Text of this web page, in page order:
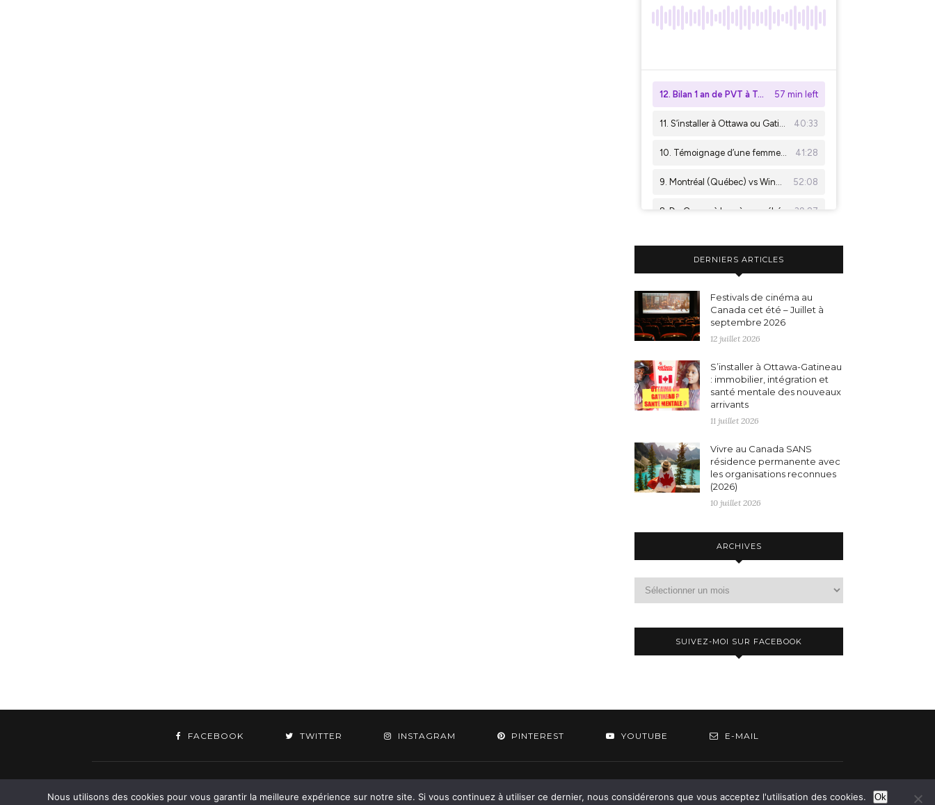
DERNIERS ARTICLES
Festivals de cinéma au
Canada cet été – Juillet à
septembre 2026
12 juillet 2026
S’installer à Ottawa-Gatineau
: immobilier, intégration et
santé mentale des nouveaux
arrivants
11 juillet 2026
Vivre au Canada SANS
résidence permanente avec
les organisations reconnues
(2026)
10 juillet 2026
ARCHIVES
SUIVEZ-MOI SUR FACEBOOK
FACEBOOK TWITTER INSTAGRAM PINTEREST YOUTUBE E-MAIL
Nous utilisons des cookies pour vous garantir la meilleure expérience sur notre site. Si vous continuez à utiliser ce dernier, nous considérerons que vous acceptez l'utilisation des cookies. Ok